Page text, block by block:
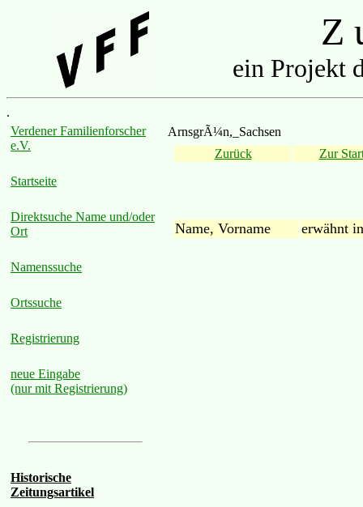
Z
ein Projekt
.
Verdener Familienforscher
e.V.
Startseite
Direktsuche Name und/oder
Ort
Namenssuche
Ortssuche
Registrierung
neue Eingabe
(nur mit Registrierung)
Historische
Zeitungsartikel
ArnsgrÃ¼n,_Sachsen
Zurück
Zur
Name, Vorname erwähnt in